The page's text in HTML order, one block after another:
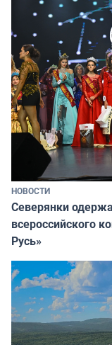
НОВОСТИ
Северянки
всероссийского
Русь»